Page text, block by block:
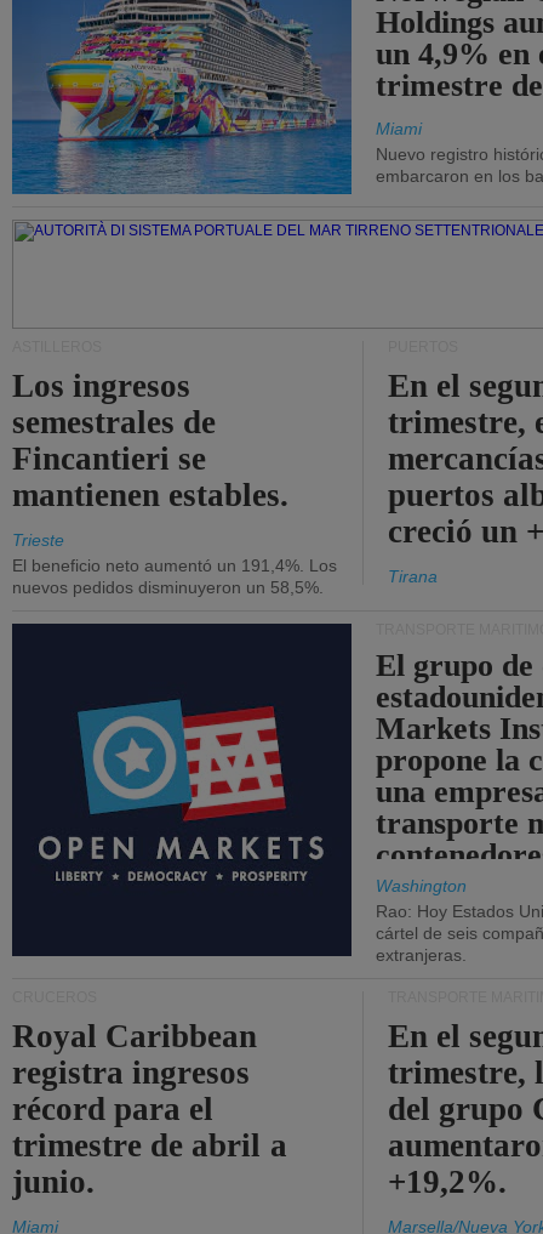
Holdings
un 4,9% en
trimestre
Miami
Nuevo registro
embarcaron en los
Los ingresos
semestrales de
Fincantieri se
mantienen estables.
Trieste
El beneficio neto aumentó un 191,4%. Los
nuevos pedidos disminuyeron un 58,5%.
En el
trimestre,
puertos
creció un
Tirana
El grupo de
Markets
propone la
una
transporte
Washington
Rao: Hoy Estados
cártel de seis
extranjeras.
Royal Caribbean
registra ingresos
récord para el
trimestre de abril a
junio.
Miami
En el
trimestre,
del grupo
+19,2%.
Marsella/Nueva